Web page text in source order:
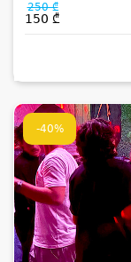
250 ₾
150 ₾
-40%